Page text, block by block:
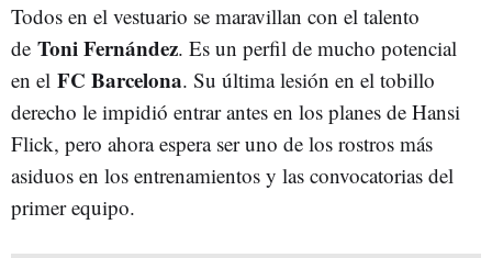
Todos en el vestuario se maravillan con el talento
de Toni Fernández. Es un perfil de mucho potencial
en el FC Barcelona. Su última lesión en el tobillo
derecho le impidió entrar antes en los planes de Hansi
Flick, pero ahora espera ser uno de los rostros más
asiduos en los entrenamientos y las convocatorias del
primer equipo.